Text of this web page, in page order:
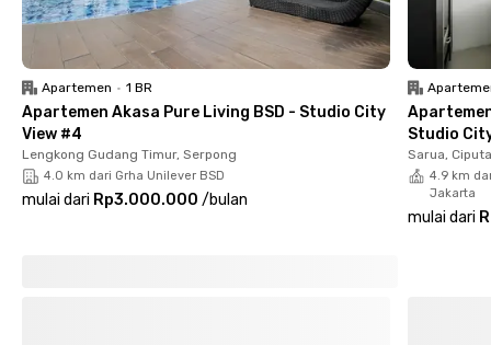
Apartemen • 1 BR
Apartemen Akasa Pure Living BSD - Studio City
View #4
Lengkong Gudang Timur, Serpong
4.0 km dari Grha Unilever BSD
mulai dari Rp3.000.000 /bulan
Studio
Sarua,
4.9 km
Jakarta
mulai dari